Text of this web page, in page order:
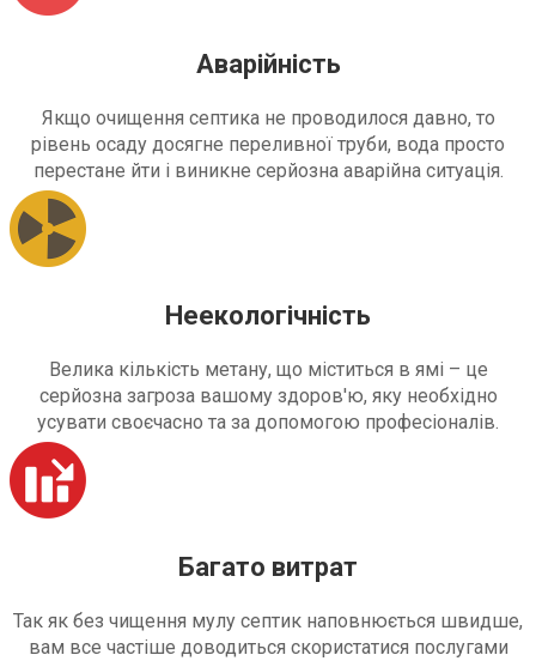
Аварійність
Якщо очищення септика не проводилося давно, то
рівень осаду досягне переливної труби, вода просто
перестане йти і виникне серйозна аварійна ситуація.
Неекологічність
Велика кількість метану, що міститься в ямі – це
серйозна загроза вашому здоров'ю, яку необхідно
усувати своєчасно та за допомогою професіоналів.
Багато витрат
Так як без чищення мулу септик наповнюється швидше,
вам все частіше доводиться скористатися послугами